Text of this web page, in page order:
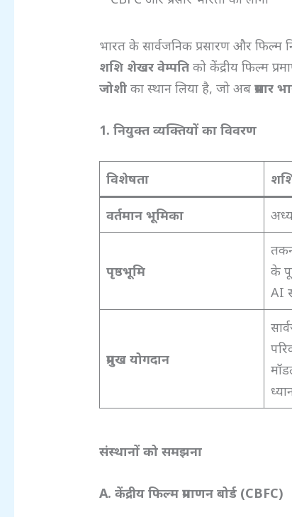
भारत के सार्वजनिक प्रसारण और
शशि शेखर वेम्पति को केंद्रीय फिल्म
जोशी का स्थान लिया है, जो अबप्रसार
1.नियुक्त व्यक्तियों का विवरण
विशेषता
वर्तमान भूमिका
पृष्ठभूमि
के
AI
प्रमुख योगदान
संस्थानों को समझना
A.केंद्रीय फिल्म प्रमाणन बोर्ड (CBFC)